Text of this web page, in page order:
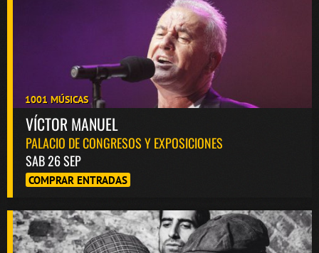
1001 MÚSICAS
VÍCTOR MANUEL
PALACIO DE CONGRESOS Y EXPOSICIONES
SAB 26 SEP
COMPRAR ENTRADAS